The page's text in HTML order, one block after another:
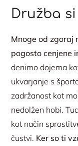
Družba
Mnoge od zgoraj
pogosto cenjene
denimo dojema
ukvarjanje s
zadržanost kot
nedolžen hobi.
kot način
čustvi. Ker so ti